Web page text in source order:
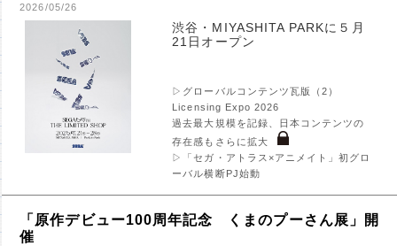
2026/05/26
渋谷・MIYASHITA PARKに５月
21日オープン
▷グローバルコンテンツ瓦版（2）
Licensing Expo 2026
過去最大規模を記録、日本コンテンツの
存在感もさらに拡大
▷「セガ・アトラス×アニメイト」初グロ
ーバル横断PJ始動
「原作デビュー100周年記念 くまのプーさん展」開
催